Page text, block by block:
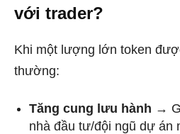
với trader?
Khi một lượng lớn token
thường:
Tăng cung lưu hành →
nhà đầu tư/đội ngũ dự án